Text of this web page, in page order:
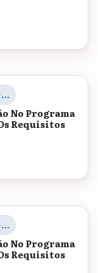
14. DIREITO, SOCIEDADE E CONTEMPORANEIDADE
No Programa
Requisitos
14. DIREITO, SOCIEDADE E CONTEMPORANEIDADE
No Programa
Requisitos